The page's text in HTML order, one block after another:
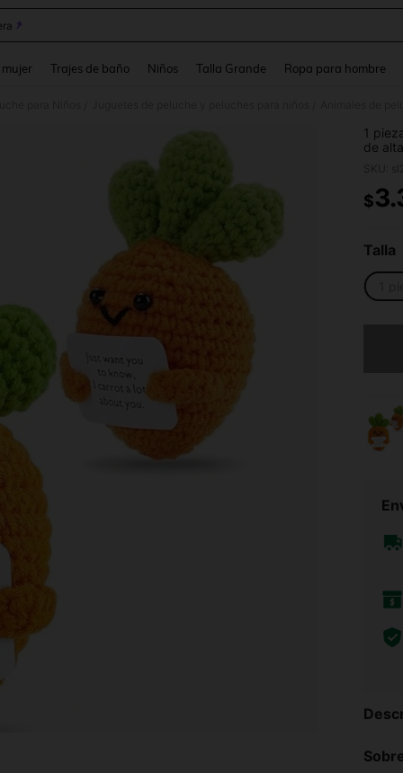
mujer Trajes de baño Niños Talla Grande Ropa para hombre
1
de
un
$
Talla